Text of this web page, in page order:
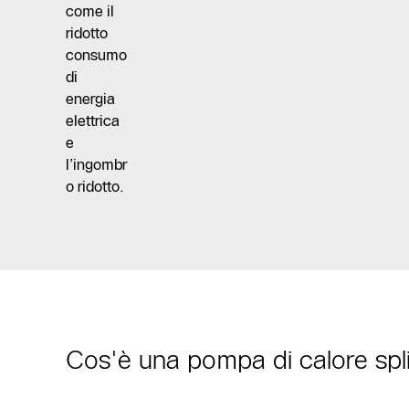
come il
ridotto
consumo
di
energia
elettrica
e
l’ingombr
o ridotto.
Cos'è una pompa di calore